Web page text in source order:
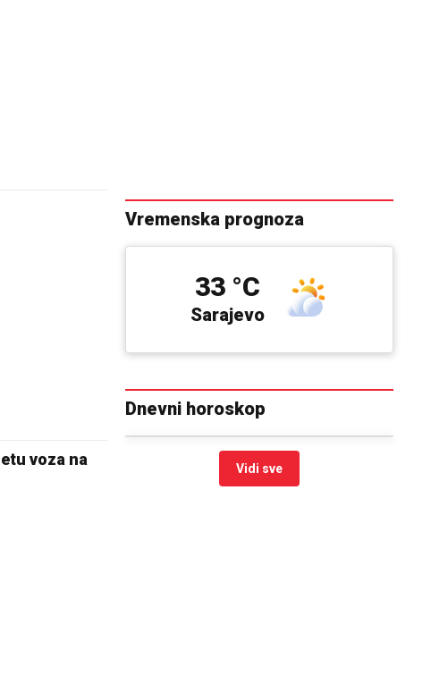
voza na
Vremenska prognoza
Sarajevo
33 °C
Dnevni horoskop
Vidi sve